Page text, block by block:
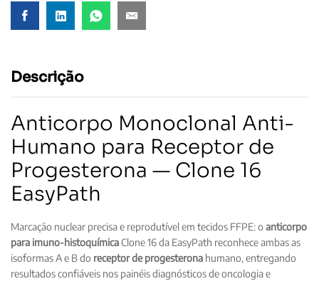
Descrição
Anticorpo Monoclonal Anti-
Humano para Receptor de
Progesterona — Clone 16
EasyPath
Marcação nuclear precisa e reprodutível em tecidos FFPE: o anticorpo
para imuno-histoquímicaClone 16 da EasyPath reconhece ambas as
isoformas A e B do receptor de progesterona humano, entregando
resultados confiáveis nos painéis diagnósticos de oncologia e